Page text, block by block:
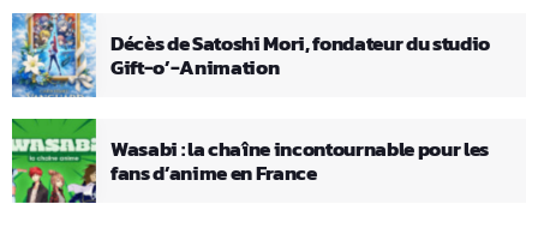
Décès de Satoshi Mori, fondateur du studio
Gift-o’-Animation
Wasabi : la chaîne incontournable pour les
fans d’anime en France